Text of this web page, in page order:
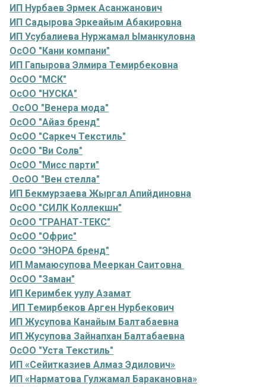
ИП Нурбаев Эрмек Асанжанович
ИП Садырова Эркеайым Абакировна
ИП Усубалиева Нуржамал Ыманкуловна
ОсОО "Кани компани"
ИП Гапырова Элмира Темирбековна
ОсОО "МСК"
ОсОО "НУСКА"
ОсОО "Венера мода"
ОсОО "Айаз бренд"
ОсОО "Саркеч Текстиль"
ОсОО "Ви Солв"
ОсОО "Мисс парти"
ОсОО "Вен стелла"
ИП Бекмурзаева Жыргал Апийдиновна
ОсОО "СИЛК Коллекшн"
ОсОО "ГРАНАТ-ТЕКС"
ОсОО "Офрис"
ОсОО "ЭНОРА бренд"
ИП Мамаюсупова Мееркан Саитовна
ОсОО "Заман"
ИП Керимбек уулу Азамат
ИП Темирбеков Арген Нурбекович
ИП Жусупова Канайым Балтабаевна
ИП Жусупова Зайнапхан Балтабаевна
ОсОО "Уста Текстиль"
ИП «Сейитказиев Алмаз Эдилович»
ИП «Нарматова Гулжамал Баракановна»